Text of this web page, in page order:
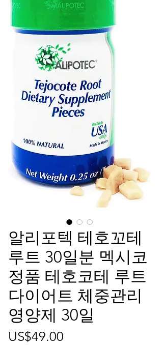
알리포텍 테호꼬테
루트 30일분 멕시코
정품 테호코테 루트
다이어트 체중관리
영양제 30일
US$49.00